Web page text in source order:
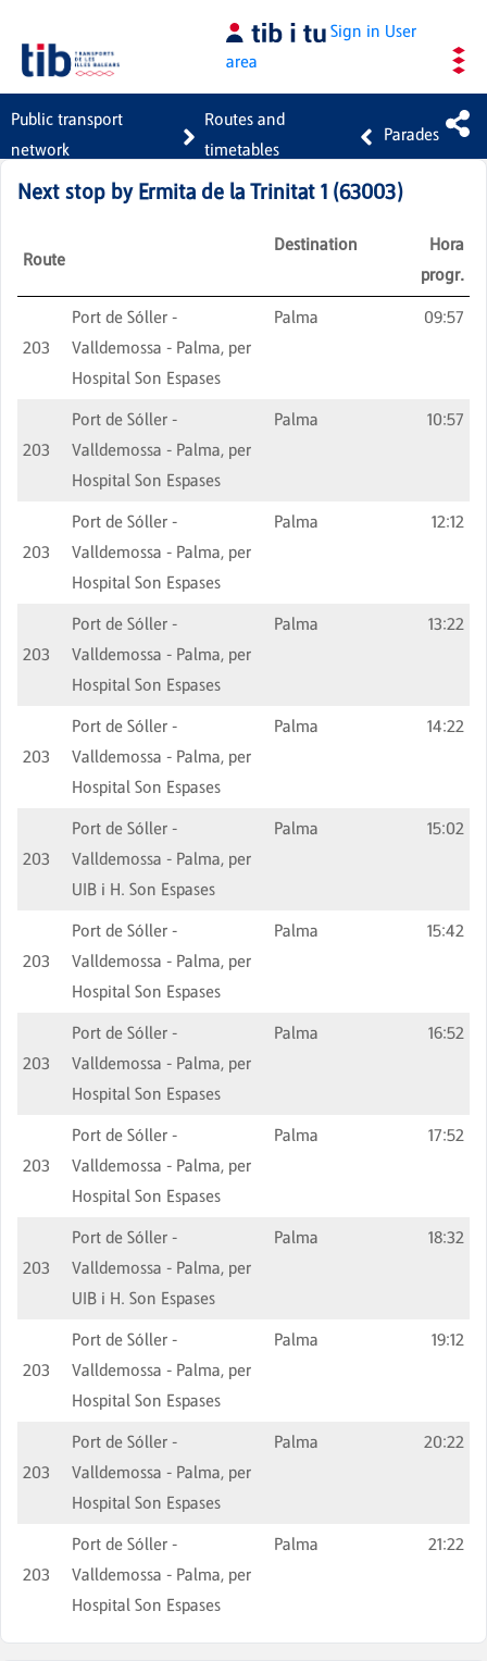
Sign in User
area
Public transport
network
Routes and
timetables
Parades
Next stop by Ermita de la Trinitat 1 (63003)
Route
Destination
Hora
progr.
203
Port de Sóller -
Valldemossa - Palma, per
Hospital Son Espases
Palma 09:57
203
Port de Sóller -
Valldemossa - Palma, per
Hospital Son Espases
Palma 10:57
203
Port de Sóller -
Valldemossa - Palma, per
Hospital Son Espases
Palma 12:12
203
Port de Sóller -
Valldemossa - Palma, per
Hospital Son Espases
Palma 13:22
203
Port de Sóller -
Valldemossa - Palma, per
Hospital Son Espases
Palma 14:22
203
Port de Sóller -
Valldemossa - Palma, per
UIB i H. Son Espases
Palma 15:02
203
Port de Sóller -
Valldemossa - Palma, per
Hospital Son Espases
Palma 15:42
203
Port de Sóller -
Valldemossa - Palma, per
Hospital Son Espases
Palma 16:52
203
Port de Sóller -
Valldemossa - Palma, per
Hospital Son Espases
Palma 17:52
203
Port de Sóller -
Valldemossa - Palma, per
UIB i H. Son Espases
Palma 18:32
203
Port de Sóller -
Valldemossa - Palma, per
Hospital Son Espases
Palma 19:12
203
Port de Sóller -
Valldemossa - Palma, per
Hospital Son Espases
Palma 20:22
203
Port de Sóller -
Valldemossa - Palma, per
Hospital Son Espases
Palma 21:22